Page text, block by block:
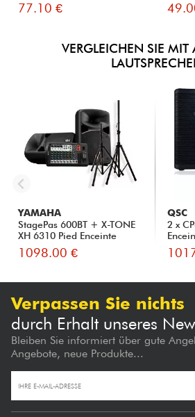
77.10 €
VERGLEICHEN SIE MIT
YAMAHA
StagePas 600BT + X-TONE
XH 6310 Pied Enceinte
Pair...
1098.00 €
QSC
2 x
Verpassen Sie nichts
durch Erhalt unseres
Bleiben Sie informiert über gute
Angebote, neue Produkte...